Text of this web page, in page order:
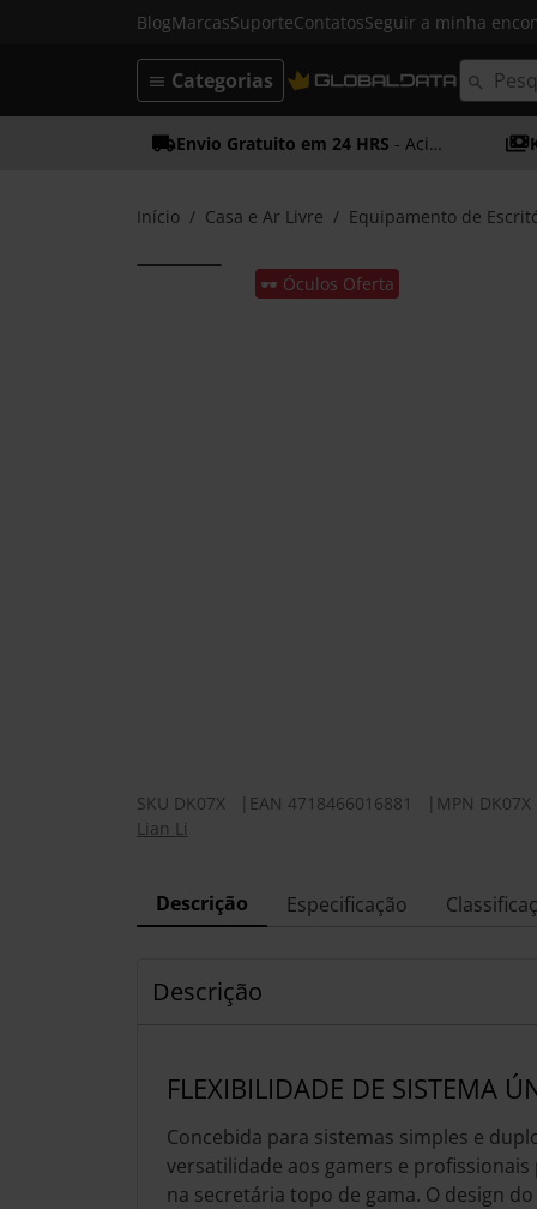
BlogMarcasSuporteContatosSeguir a minha
Categorias
Envio Gratuito em 24 HRS - Acima dos 50€
Início Casa e Ar Livre Equipamento de
🕶️ Óculos Oferta
SKU DK07X EAN 4718466016881 MPN DK07X
Lian Li
Descrição Especificação
Descrição
FLEXIBILIDADE DE SISTEMA
Concebida para sistemas simples e
versatilidade aos gamers e
na secretária topo de gama. O design